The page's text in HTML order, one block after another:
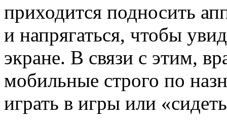
приходится подносить
и напрягаться, чтобы
экране. В связи с этим,
мобильные строго по
играть в игры или